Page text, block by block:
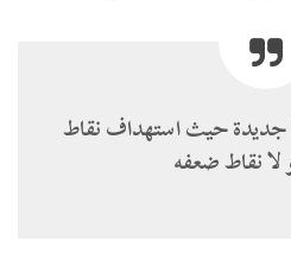
حالة جديدة حيث استهداف نقاط
لا نقاط ضعفه